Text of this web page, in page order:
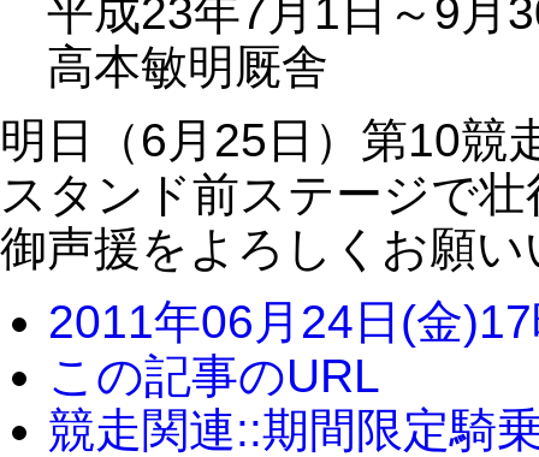
平成23年7月1日～9月
高本敏明厩舎
明日（6月25日）第10競
スタンド前ステージで
御声援をよろしくお願
2011年06月24日(金
この記事のURL
競走関連::期間限定騎